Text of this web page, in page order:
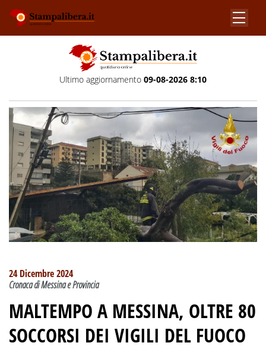
Ultimo aggiornamento 09-08-2026 8:10
24 Dicembre 2024
Cronaca di Messina e Provincia
MALTEMPO A MESSINA, OLTRE 80
SOCCORSI DEI VIGILI DEL FUOCO